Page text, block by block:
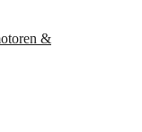
&